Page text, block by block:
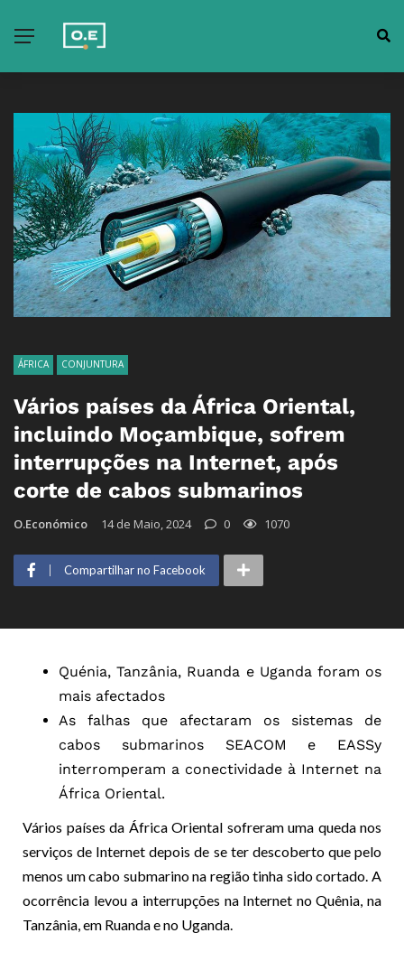
ÁFRICA CONJUNTURA
Vários países da África Oriental,
incluindo Moçambique, sofrem
interrupções na Internet, após
corte de cabos submarinos
O.Económico 14 de Maio, 2024 0 1070
Compartilhar no Facebook
Quénia, Tanzânia, Ruanda e Uganda foram os
mais afectados
As falhas que afectaram os sistemas de
cabos submarinos SEACOM e EASSy
interromperam a conectividade à Internet na
África Oriental.
Vários países da África Oriental sofreram uma queda nos
serviços de Internet depois de se ter descoberto que pelo
menos um cabo submarino na região tinha sido cortado. A
ocorrência levou a interrupções na Internet no Quênia, na
Tanzânia, em Ruanda e no Uganda.